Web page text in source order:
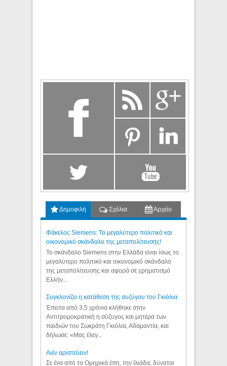
Δημοφιλή Σχόλια Αρχείο
Φάκελος Siemens: Το μεγαλύτερο πολιτικό και
οικονομικό σκάνδαλο της μεταπολίτευσης!
Το σκάνδαλο Siemens στην Ελλάδα είναι ίσως το
μεγαλύτερο πολιτικό και οικονομικό σκάνδαλο
της μεταπολίτευσης και αφορά σε χρηματισμό
Ελλήν...
Συγκλονίζει η κατάθεση της συζύγου του Γκιόλια
Έπειτα από 3,5 χρόνια κλήθηκε στην
Αντιτρομοκρατική η σύζυγος και μητέρα των
παιδιών του Σωκράτη Γκιόλια, Αδαμαντία, και
δήλωσε: «Μας έλεγ...
Aιέν αριστεύειν!
Σε ένα από τα Ομηρικά έπη, την Ιλιάδα, δύναται